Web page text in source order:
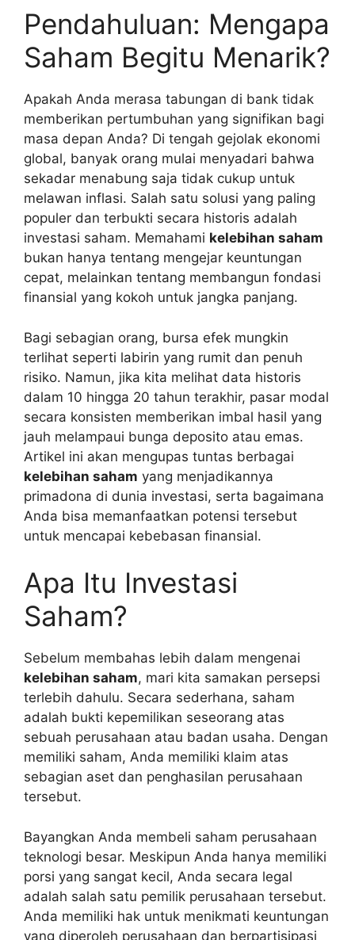
Pendahuluan: Mengapa
Saham Begitu Menarik?
Apakah Anda merasa tabungan di bank tidak
memberikan pertumbuhan yang signifikan bagi
masa depan Anda? Di tengah gejolak ekonomi
global, banyak orang mulai menyadari bahwa
sekadar menabung saja tidak cukup untuk
melawan inflasi. Salah satu solusi yang paling
populer dan terbukti secara historis adalah
investasi saham. Memahami kelebihan saham
bukan hanya tentang mengejar keuntungan
cepat, melainkan tentang membangun fondasi
finansial yang kokoh untuk jangka panjang.
Bagi sebagian orang, bursa efek mungkin
terlihat seperti labirin yang rumit dan penuh
risiko. Namun, jika kita melihat data historis
dalam 10 hingga 20 tahun terakhir, pasar modal
secara konsisten memberikan imbal hasil yang
jauh melampaui bunga deposito atau emas.
Artikel ini akan mengupas tuntas berbagai
kelebihan saham yang menjadikannya
primadona di dunia investasi, serta bagaimana
Anda bisa memanfaatkan potensi tersebut
untuk mencapai kebebasan finansial.
Apa Itu Investasi
Saham?
Sebelum membahas lebih dalam mengenai
kelebihan saham, mari kita samakan persepsi
terlebih dahulu. Secara sederhana, saham
adalah bukti kepemilikan seseorang atas
sebuah perusahaan atau badan usaha. Dengan
memiliki saham, Anda memiliki klaim atas
sebagian aset dan penghasilan perusahaan
tersebut.
Bayangkan Anda membeli saham perusahaan
teknologi besar. Meskipun Anda hanya memiliki
porsi yang sangat kecil, Anda secara legal
adalah salah satu pemilik perusahaan tersebut.
Anda memiliki hak untuk menikmati keuntungan
yang diperoleh perusahaan dan berpartisipasi